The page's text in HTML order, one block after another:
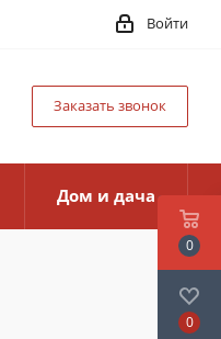
Войти
Заказать звонок
Дом и дача
0
0